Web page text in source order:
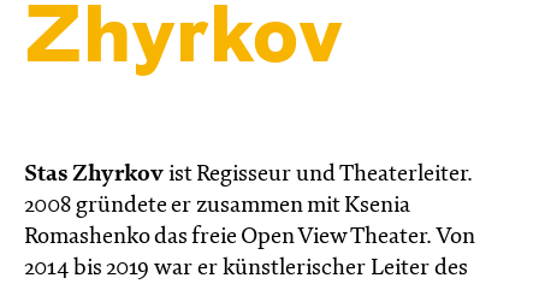
Zhyrkov
Stas Zhyrkov ist Regisseur und Theaterleiter.
2008 gründete er zusammen mit Ksenia
Romashenko das freie Open View Theater. Von
2014 bis 2019 war er künstlerischer Leiter des